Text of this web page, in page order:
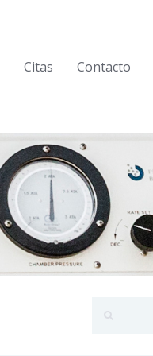
Citas Contacto